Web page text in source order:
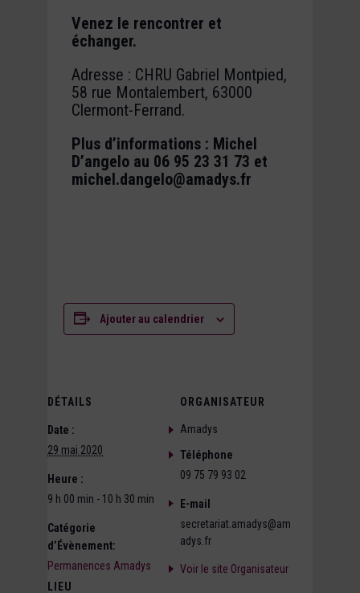
Venez le rencontrer et
échanger.
Adresse : CHRU Gabriel Montpied,
58 rue Montalembert, 63000
Clermont-Ferrand.
Plus d’informations : Michel
D’angelo au 06 95 23 31 73 et
michel.dangelo@amadys.fr
Ajouter au calendrier
DÉTAILS
Date :
29 mai 2020
Heure :
9 h 00 min - 10 h 30 min
Catégorie
d’Évènement:
Permanences Amadys
LIEU
ORGANISATEUR
Amadys
Téléphone
09 75 79 93 02
E-mail
secretariat.amadys@am
adys.fr
Voir le site Organisateur